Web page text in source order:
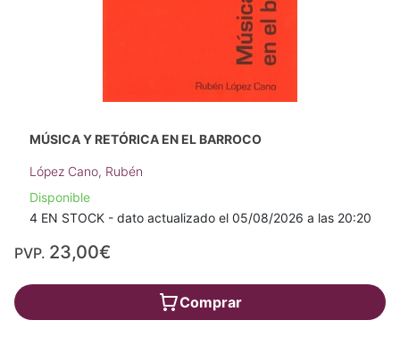
MÚSICA Y RETÓRICA EN EL BARROCO
López Cano, Rubén
Disponible
4 EN STOCK - dato actualizado el 05/08/2026 a las 20:20
PVP. 23,00€
Comprar